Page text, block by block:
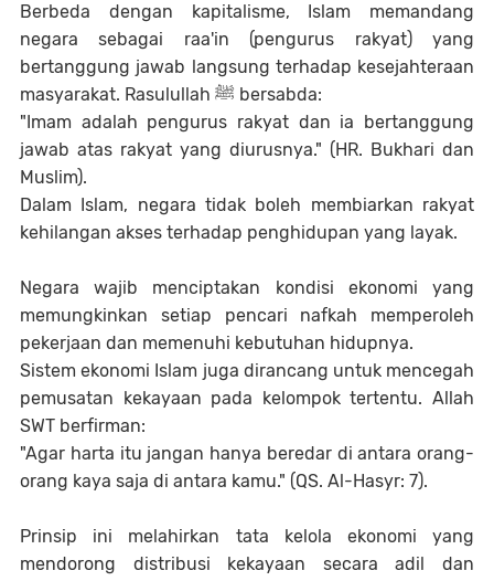
Berbeda dengan kapitalisme, Islam memandang
negara sebagai raa'in (pengurus rakyat) yang
bertanggung jawab langsung terhadap kesejahteraan
masyarakat. Rasulullah ﷺ bersabda:
"Imam adalah pengurus rakyat dan ia bertanggung
jawab atas rakyat yang diurusnya." (HR. Bukhari dan
Muslim).
Dalam Islam, negara tidak boleh membiarkan rakyat
kehilangan akses terhadap penghidupan yang layak.
Negara wajib menciptakan kondisi ekonomi yang
memungkinkan setiap pencari nafkah memperoleh
pekerjaan dan memenuhi kebutuhan hidupnya.
Sistem ekonomi Islam juga dirancang untuk mencegah
pemusatan kekayaan pada kelompok tertentu. Allah
SWT berfirman:
"Agar harta itu jangan hanya beredar di antara orang-
orang kaya saja di antara kamu." (QS. Al-Hasyr: 7).
Prinsip ini melahirkan tata kelola ekonomi yang
mendorong distribusi kekayaan secara adil dan